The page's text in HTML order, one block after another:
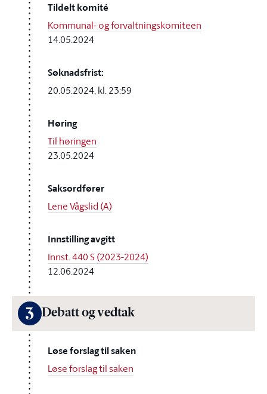
Tildelt komité
Kommunal- og forvaltningskomiteen
14.05.2024
Søknadsfrist:
20.05.2024, kl. 23:59
Høring
Til høringen
23.05.2024
Saksordfører
Lene Vågslid (A)
Innstilling avgitt
Innst. 440 S (2023-2024)
12.06.2024
3 Debatt og vedtak
Løse forslag til saken
Løse forslag til saken